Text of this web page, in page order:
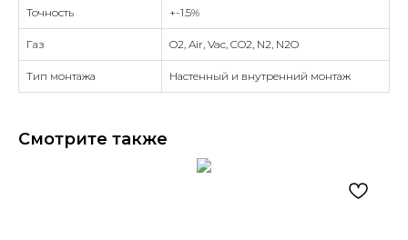
Точность +-1.5%
Газ O2, Air, Vac, CO2, N2, N2O
Тип монтажа Настенный и внутренний монтаж
Смотрите также